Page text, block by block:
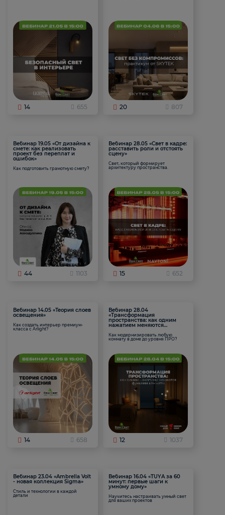
14 655 20 807
Вебинар 19.05 «От дизайна к
смете: как реализовать
проект без переплат и
ошибок»
Как подготовить грамотную смету?
44 1103
Вебинар 28.05 «Свет в кадре:
расставить роли и отстоять
сцену»
Свет, который формирует
архитектуру пространства.
15 652
Вебинар 14.05 «Теория слоев
освещения»
Как создать интерьер премиум-
класса с Arlight?
14 658
Вебинар 28.04
«Трансформация
пространства: как одним
нажатием меняются
Как модернизировать любую
комнату в доме до уровня ПРО?
12 1037
Вебинар 23.04 «Ambrella Volt
- новая коллекция Sigma»
Стиль и технологии в каждой
детали
Вебинар 16.04 «TUYA за 60
минут: первые шаги к
умному дому»
Научитесь настраивать умный свет
для ваших проектов